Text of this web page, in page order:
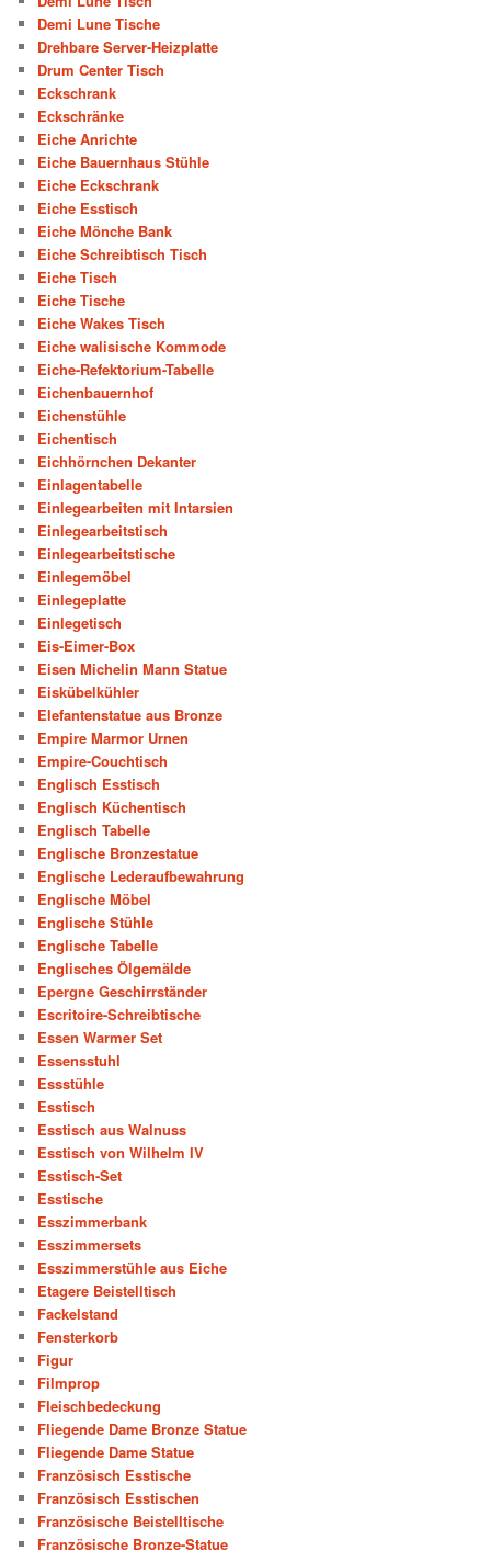
Demi Lune Tische
Drehbare Server-Heizplatte
Drum Center Tisch
Eckschrank
Eckschränke
Eiche Anrichte
Eiche Bauernhaus Stühle
Eiche Eckschrank
Eiche Esstisch
Eiche Mönche Bank
Eiche Schreibtisch Tisch
Eiche Tisch
Eiche Tische
Eiche Wakes Tisch
Eiche walisische Kommode
Eiche-Refektorium-Tabelle
Eichenbauernhof
Eichenstühle
Eichentisch
Eichhörnchen Dekanter
Einlagentabelle
Einlegearbeiten mit Intarsien
Einlegearbeitstisch
Einlegearbeitstische
Einlegemöbel
Einlegeplatte
Einlegetisch
Eis-Eimer-Box
Eisen Michelin Mann Statue
Eiskübelkühler
Elefantenstatue aus Bronze
Empire Marmor Urnen
Empire-Couchtisch
Englisch Esstisch
Englisch Küchentisch
Englisch Tabelle
Englische Bronzestatue
Englische Lederaufbewahrung
Englische Möbel
Englische Stühle
Englische Tabelle
Englisches Ölgemälde
Epergne Geschirrständer
Escritoire-Schreibtische
Essen Warmer Set
Essensstuhl
Essstühle
Esstisch
Esstisch aus Walnuss
Esstisch von Wilhelm IV
Esstisch-Set
Esstische
Esszimmerbank
Esszimmersets
Esszimmerstühle aus Eiche
Etagere Beistelltisch
Fackelstand
Fensterkorb
Figur
Filmprop
Fleischbedeckung
Fliegende Dame Bronze Statue
Fliegende Dame Statue
Französisch Esstische
Französisch Esstischen
Französische Beistelltische
Französische Bronze-Statue